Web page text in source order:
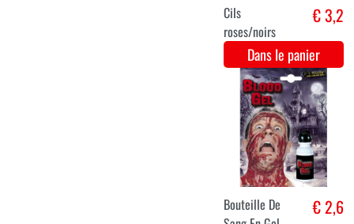
Laque pour
cheveux /
Spray colorant
pour cheveux -
Fluo Oranje
€ 2,8
Dans le panier